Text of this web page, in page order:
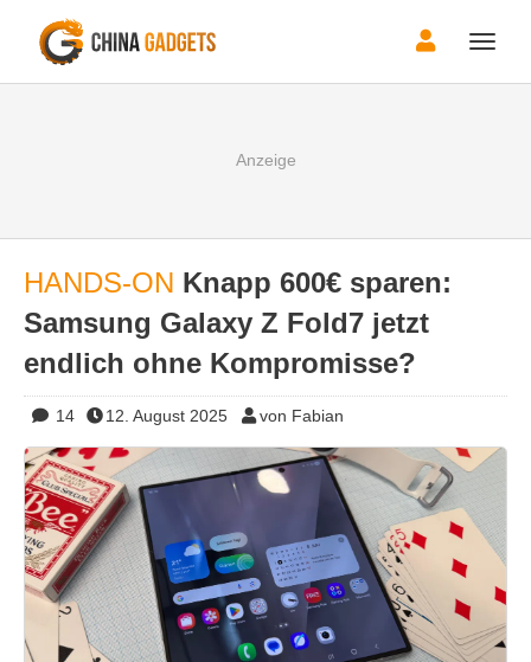
Toggle
HANDS-ON Knapp 600€ sparen:
Samsung Galaxy Z Fold7 jetzt
endlich ohne Kompromisse?
14 12. August 2025 von Fabian